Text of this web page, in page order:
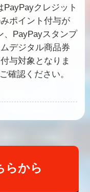
クレジット
ポイント付与が
、PayPayスタンプ
デジタル商品券
与対象となりま
確認ください。
らから